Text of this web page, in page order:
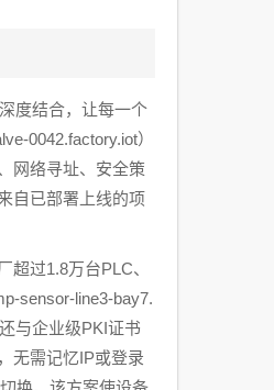
度结合，让每一个
0042.factory.iot）
网络寻址、安全策
自已部署上线的项
过1.8万台PLC、
sensor-line3-bay7.
与企业级PKI证书
无需记忆IP或登录